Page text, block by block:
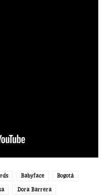
Babyface Bogotá
Dora Barrera